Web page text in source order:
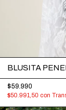
BLUSITA
$59.990
$50.991,50 con